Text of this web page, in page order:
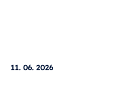
11. 06. 2026